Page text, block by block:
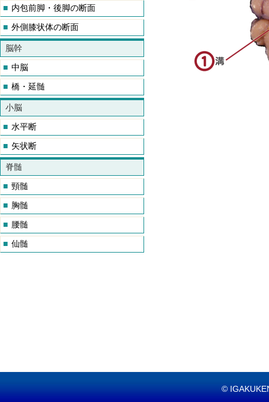
■ 内包前脚・後脚の断面
■ 外側膝状体の断面
脳幹
■ 中脳
■ 橋・延髄
小脳
■ 水平断
■ 矢状断
脊髄
■ 頸髄
■ 胸髄
■ 腰髄
■ 仙髄
©